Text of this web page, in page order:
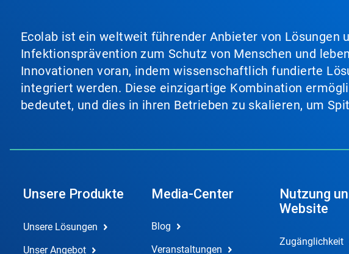
Ecolab ist ein weltweit führender Anbieter von Lösungen
Infektionsprävention zum Schutz von Menschen und
Innovationen voran, indem wissenschaftlich fundierte
integriert werden. Diese einzigartige Kombination
bedeutet, und dies in ihren Betrieben zu skalieren, um
Unsere Produkte
Unsere Lösungen
Unser Angebot
Media-Center
Blog
Veranstaltungen
Nutzung
Website
Zugänglichkeit